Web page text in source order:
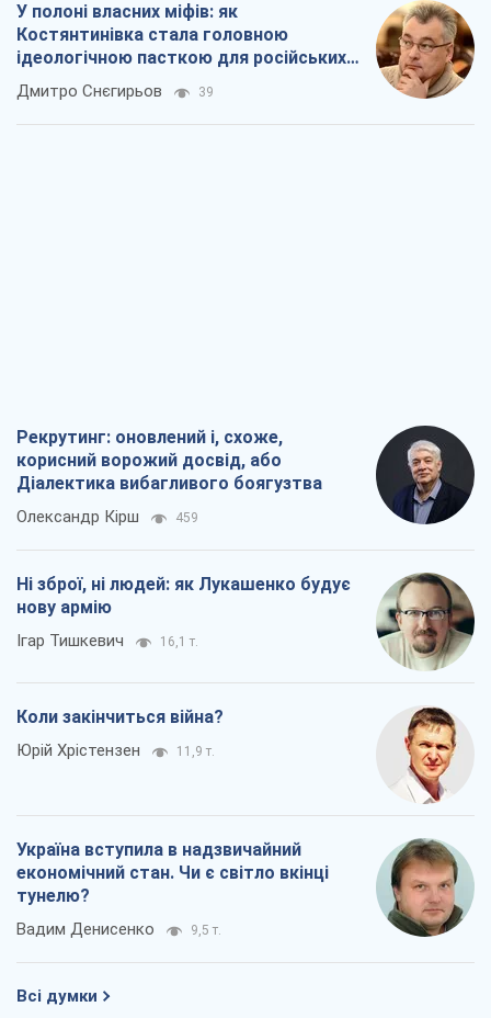
У полоні власних міфів: як
Костянтинівка стала головною
ідеологічною пасткою для російських
окупантів
Дмитро Снєгирьов 39
Рекрутинг: оновлений і, схоже,
корисний ворожий досвід, або
Діалектика вибагливого боягузтва
Олександр Кірш 459
Ні зброї, ні людей: як Лукашенко будує
нову армію
Ігар Тишкевич 16,1 т.
Коли закінчиться війна?
Юрій Хрістензен 11,9 т.
Україна вступила в надзвичайний
економічний стан. Чи є світло вкінці
тунелю?
Вадим Денисенко 9,5 т.
Всі думки